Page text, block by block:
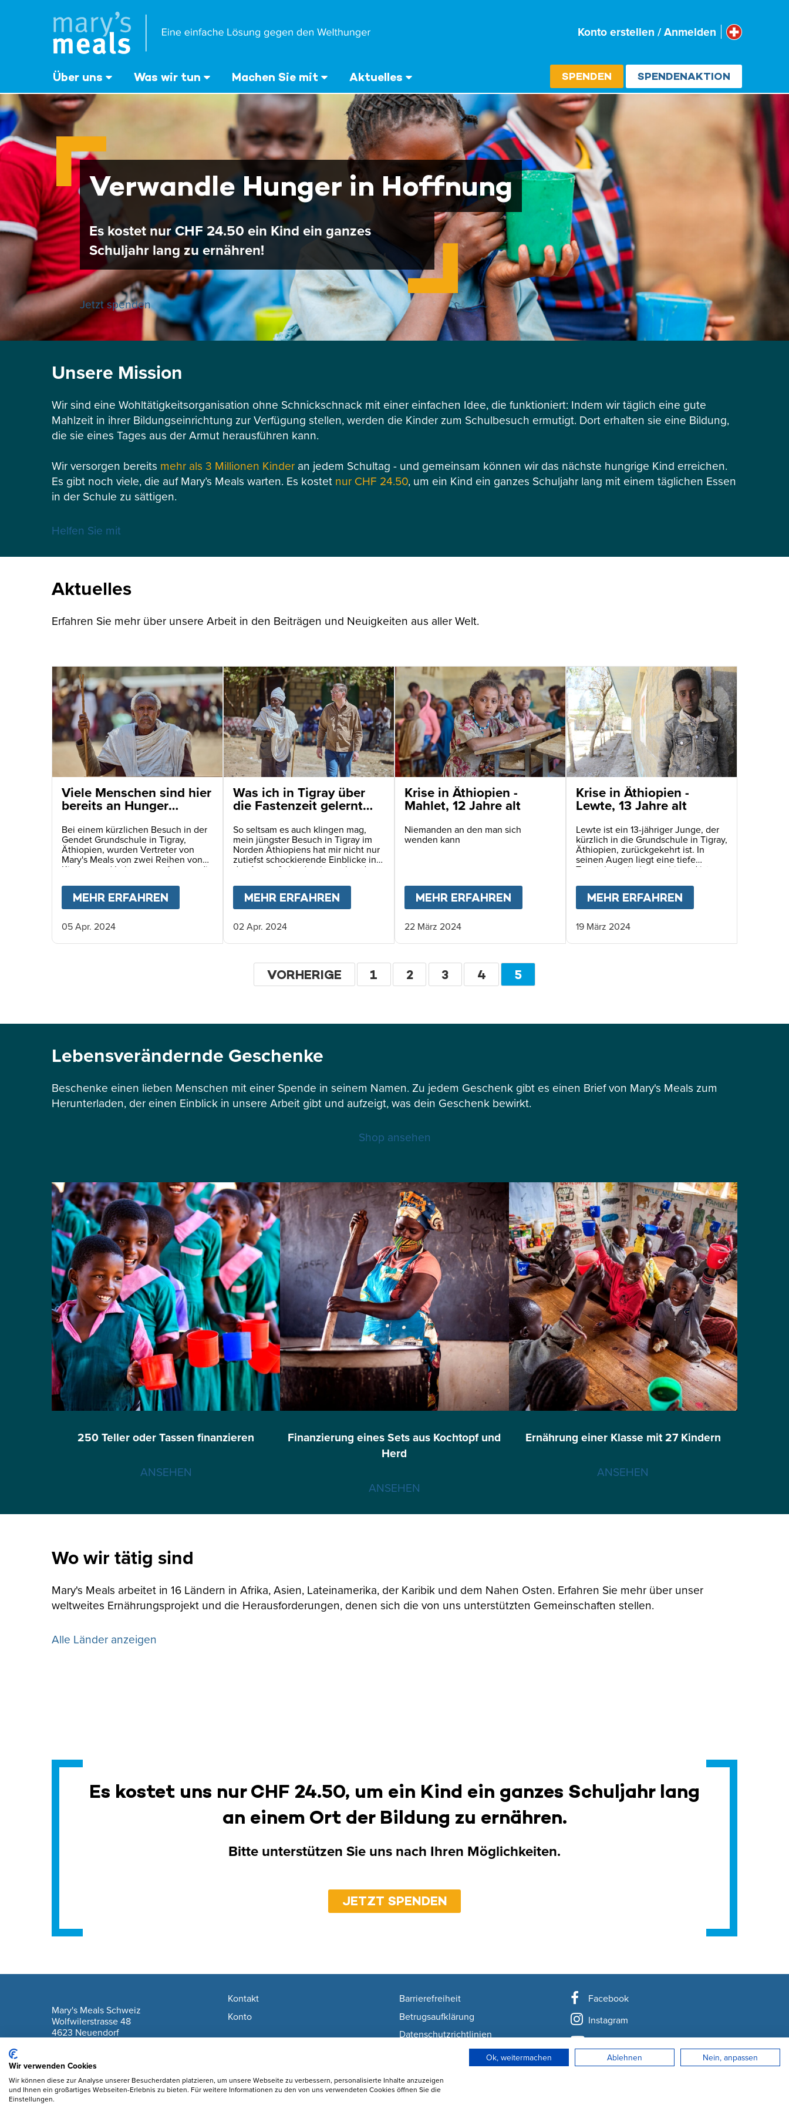
Konto erstellen / Anmelden Select
Schweiz
‎Über uns Was wir tun Machen Sie mit Aktuelles SPENDEN SPENDENAKTION
Verwandle Hunger in Hoffnung
Es kostet nur CHF 24.50 ein Kind ein ganzes
Schuljahr lang zu ernähren!
Jetzt spenden
Unsere Mission
Wir sind eine Wohltätigkeitsorganisation ohne Schnickschnack mit einer einfachen Idee, die funktioniert: Indem wir täglich eine gute
Mahlzeit in ihrer Bildungseinrichtung zur Verfügung stellen, werden die Kinder zum Schulbesuch ermutigt. Dort erhalten sie eine Bildung,
die sie eines Tages aus der Armut herausführen kann.
Wir versorgen bereits mehr als 3 Millionen Kinder an jedem Schultag - und gemeinsam können wir das nächste hungrige Kind erreichen.
Es gibt noch viele, die auf Mary’s Meals warten. Es kostet nur CHF 24.50, um ein Kind ein ganzes Schuljahr lang mit einem täglichen Essen
in der Schule zu sättigen.
Helfen Sie mit
Aktuelles
Erfahren Sie mehr über unsere Arbeit in den Beiträgen und Neuigkeiten aus aller Welt.
Viele Menschen sind hier
bereits an Hunger
gestorben. Es spiegelt
sich in den Augen der
Kinder wider
Bei einem kürzlichen Besuch in der
Gendet Grundschule in Tigray,
Äthiopien, wurden Vertreter von
Mary's Meals von zwei Reihen von
Kindern und Lehrern empfangen, die
MEHR ERFAHREN VIELE MENSCHEN SIND HIER BEREITS AN HUNGER GESTORBEN. ES SPIEGELT SICH IN DEN AUGEN
05 Apr. 2024
Was ich in Tigray über
die Fastenzeit gelernt
So seltsam es auch klingen mag,
mein jüngster Besuch in Tigray im
Norden Äthiopiens hat mir nicht nur
zutiefst schockierende Einblicke in
das Ausmaß der dort herrschenden
Es war zugleich auch eine
unerwartete, geistige Übung.
MEHR ERFAHREN WAS ICH IN TIGRAY ÜBER DIE FASTENZEIT GELERNT HABE
02 Apr. 2024
Krise in Äthiopien -
Mahlet, 12 Jahre alt
Niemanden an den man sich
wenden kann
MEHR ERFAHREN KRISE IN ÄTHIOPIEN - MAHLET, 12
22 März 2024
Krise in Äthiopien -
Lewte, 13 Jahre alt
Lewte ist ein 13-jähriger Junge, der
kürzlich in die Grundschule in Tigray,
Äthiopien, zurückgekehrt ist. In
seinen Augen liegt eine tiefe
Traurigkeit, die beunruhigend ist,
MEHR ERFAHREN
19 März 2024
Seitennummerierung
VORHERIGE
VORHERIGE SEITE
1 SEITE
2 SEITE
3 SEITE
4
AKTUELLE
5
Lebensverändernde Geschenke
Beschenke einen lieben Menschen mit einer Spende in seinem Namen. Zu jedem Geschenk gibt es einen Brief von Mary's Meals zum
Herunterladen, der einen Einblick in unsere Arbeit gibt und aufzeigt, was dein Geschenk bewirkt.
Shop ansehen
250 Teller oder Tassen finanzieren
ANSEHEN
Finanzierung eines Sets aus Kochtopf und
Herd
ANSEHEN
Ernährung einer Klasse mit 27 Kindern
ANSEHEN
Wo wir tätig sind
Mary's Meals arbeitet in 16 Ländern in Afrika, Asien, Lateinamerika, der Karibik und dem Nahen Osten. Erfahren Sie mehr über unser
weltweites Ernährungsprojekt und die Herausforderungen, denen sich die von uns unterstützten Gemeinschaften stellen.
Alle Länder anzeigen
Es kostet uns nur CHF 24.50, um ein Kind ein ganzes Schuljahr lang
an einem Ort der Bildung zu ernähren.
Bitte unterstützen Sie uns nach Ihren Möglichkeiten.
JETZT SPENDEN
Footer navigation
Mary's Meals Schweiz
Wolfwilerstrasse 48
4623 Neuendorf
Kontakt
Konto
Barrierefreiheit
Betrugsaufklärung
Datenschutzrichtlinien
Nutzunsgbedingungen
Wie wir Cookies verwenden
Cookie-Einstellungen ändern
Facebook
Instagram
YouTube
LinkedIn
Wir verwenden Cookies
Wir können diese zur Analyse unserer Besucherdaten platzieren, um unsere Webseite zu verbessern, personalisierte Inhalte anzuzeigen
und Ihnen ein großartiges Webseiten-Erlebnis zu bieten. Für weitere Informationen zu den von uns verwendeten Cookies öffnen Sie die
Einstellungen.
Ok, weitermachen Ablehnen Nein, anpassen